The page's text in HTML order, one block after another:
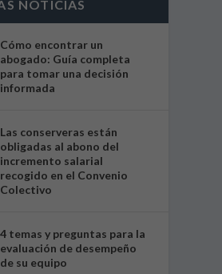
NOTICIAS
Cómo encontrar un
abogado: Guía completa
para tomar una decisión
informada
Las conserveras están
obligadas al abono del
incremento salarial
recogido en el Convenio
Colectivo
4 temas y preguntas para la
evaluación de desempeño
de su equipo